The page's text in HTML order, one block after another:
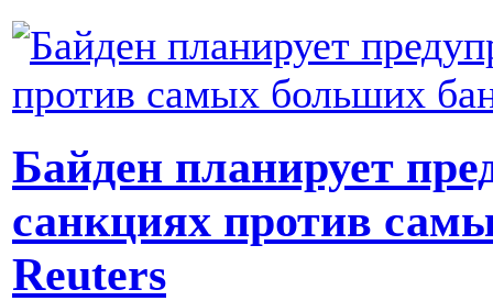
Байден планирует
санкциях против
Reuters